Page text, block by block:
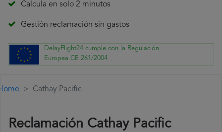
Calcula en solo 2 minutos
Gestión reclamación sin gastos
DelayFlight24 cumple con la Regulación
Europea CE 261/2004
Cathay Pacific
Reclamación Cathay Pacific